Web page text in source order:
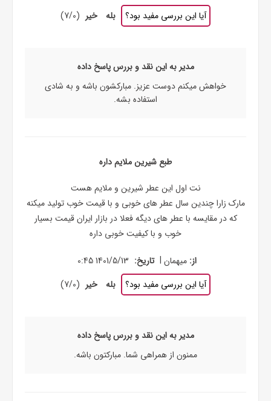
آیا این بررسی مفید بود؟
بله خیر (
7/0
)
مدیر به این نقد و بررس پاسخ داده
خواهش میکنم دوست عزیز. مبارکشون باشه و به شادی
استفاده بشه.
طبع شیرین ملایم داره
نت اول این عطر شیرین و ملایم هست
مارک زارا چندین سال عطر های خوبی و با قیمت خوب تولید میکنه
که در مقایسه با عطر های دیگه فعلا در بازار ایران قیمت بسیار
خوب و با کیفیت خوبی داره
از: میهمان | تاریخ: 1401/5/13 0:45
آیا این بررسی مفید بود؟
بله خیر (
7/0
)
مدیر به این نقد و بررس پاسخ داده
ممنون از همراهی شما. مبارکتون باشه.